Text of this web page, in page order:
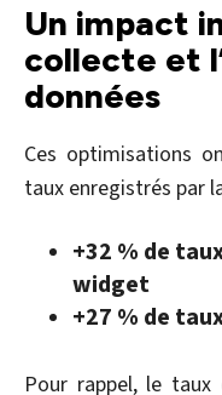
Un impact
collecte et
données
Ces optimisations
taux enregistrés par
+32 % de
widget
+27 % de
Pour rappel, le